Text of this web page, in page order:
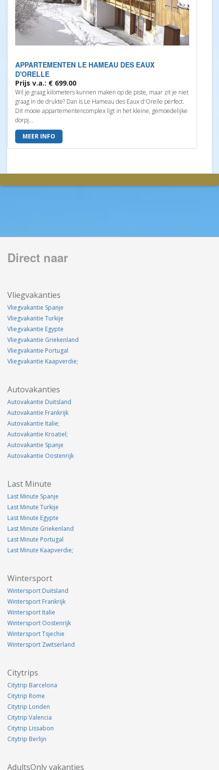
APPARTEMENTEN LE HAMEAU DES EAUX
D'ORELLE
Prijs v.a.: € 699.00
Wil je graag kilometers kunnen maken op de piste, maar zit je niet
graag in de drukte? Dan is Le Hameau des Eaux d'Orelle perfect.
Dit mooie appartementencomplex ligt in het kleine, gemoedelijke
dorpj...
MEER INFO
Direct naar
Vliegvakanties
Vliegvakantie Spanje
Vliegvakantie Turkije
Vliegvakantie Egypte
Vliegvakantie Griekenland
Vliegvakantie Portugal
Vliegvakantie Kaapverdie;
Autovakanties
Autovakantie Duitsland
Autovakantie Frankrijk
Autovakantie Italie;
Autovakantie Kroatiel;
Autovakantie Spanje
Autovakantie Oostenrijk
Last Minute
Last Minute Spanje
Last Minute Turkije
Last Minute Egypte
Last Minute Griekenland
Last Minute Portugal
Last Minute Kaapverdie;
Wintersport
Wintersport Duitsland
Wintersport Frankrijk
Wintersport Italie
Wintersport Oostenrijk
Wintersport Tsjechie
Wintersport Zwitserland
Citytrips
Citytrip Barcelona
Citytrip Rome
Citytrip Londen
Citytrip Valencia
Citytrip Lissabon
Citytrip Berlijn
AdultsOnly vakanties